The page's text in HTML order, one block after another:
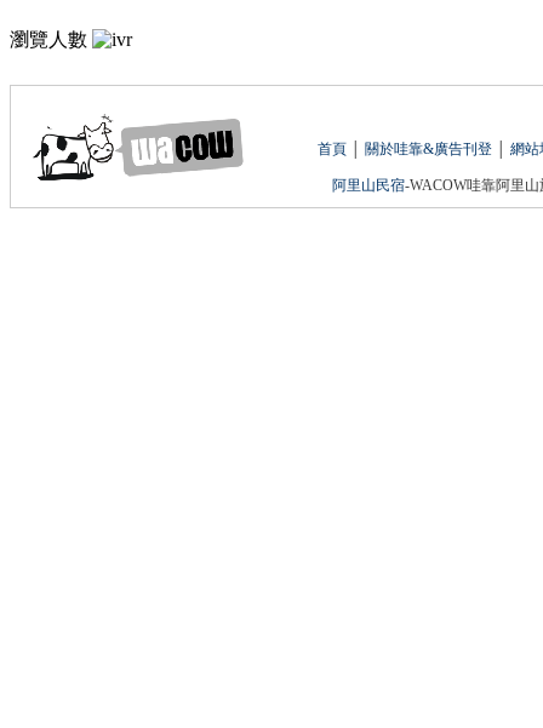
瀏覽人數
首頁│ 關於哇靠&廣告刊登│ 網站
阿里山民宿-WACOW哇靠阿里山